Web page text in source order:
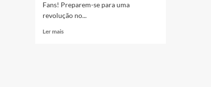
Fans! Preparem-se para uma
revolução no...
Ler maisLeia